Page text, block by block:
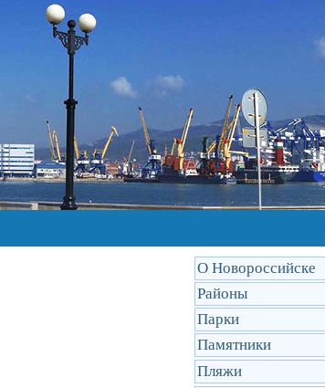
О Новороссийске
Районы
Парки
Памятники
Пляжи